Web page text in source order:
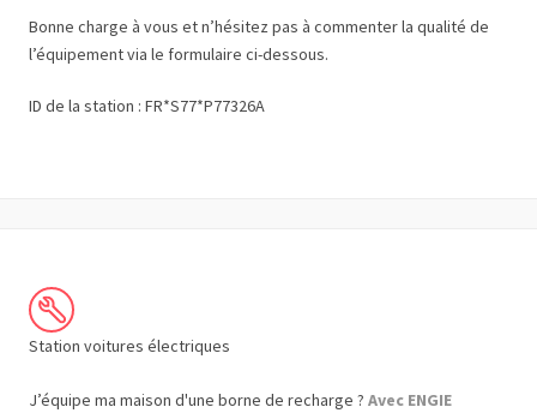
Bonne charge à vous et n’hésitez pas à commenter la qualité de
l’équipement via le formulaire ci-dessous.
ID de la station : FR*S77*P77326A
Station voitures électriques
J’équipe ma maison d'une borne de recharge ? Avec ENGIE